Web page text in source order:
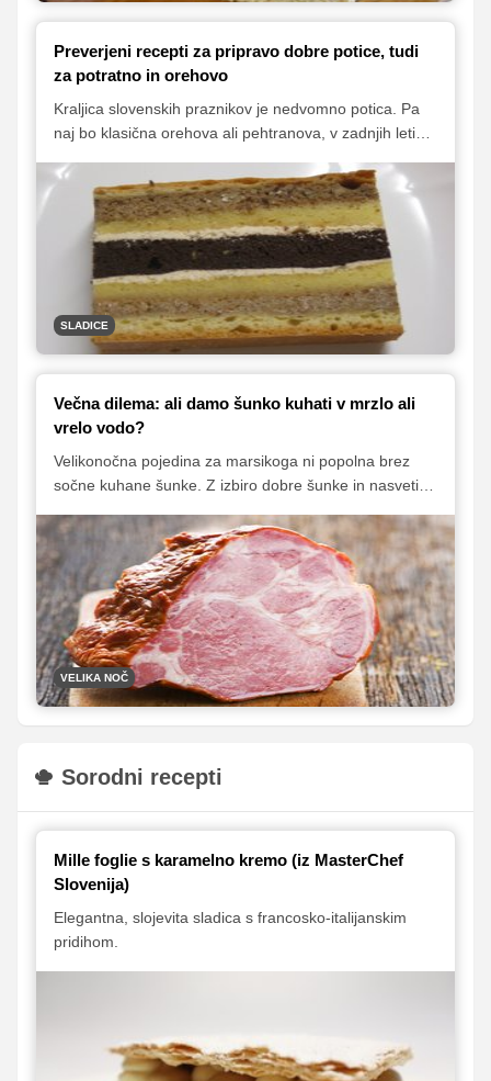
Preverjeni recepti za pripravo dobre potice, tudi
za potratno in orehovo
Kraljica slovenskih praznikov je nedvomno potica. Pa
naj bo klasična orehova ali pehtranova, v zadnjih letih
katero prisegati vi in vaši domači. Za vse ljubitelje potic
smo na kup zbrali nekaj dobrih receptov, na seznam pa
smo primaknili še eno odlično sladico, ki se po videzu
malce razlikuje od potice, a po okusu prav nič ne
zaostaja nad priljubljeno praznično sladico.
SLADICE
Večna dilema: ali damo šunko kuhati v mrzlo ali
vrelo vodo?
Velikonočna pojedina za marsikoga ni popolna brez
sočne kuhane šunke. Z izbiro dobre šunke in nasveti,
da bo priljubljena velikonočna mesnina še bolj okusna
in tudi predvsem bolj sočna.
VELIKA NOČ
Sorodni recepti
Mille foglie s karamelno kremo (iz MasterChef
Slovenija)
Elegantna, slojevita sladica s francosko-italijanskim
pridihom.